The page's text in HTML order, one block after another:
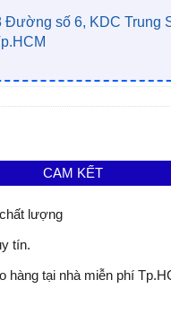
Đường số 6, KDC Trung
CAM KẾT
lượng
tín.
hàng tại nhà miễn phí